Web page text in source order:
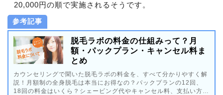
20,000円の順で実施されるそうです。
参考記事
脱毛ラボの料金の仕組みって？月
額・パックプラン・キャンセル料ま
とめ
カウンセリングで聞いた脱毛ラボの料金を、すべて分かりやすく解
説！月額制の全身脱毛は本当にお得なの？パックプランの12回、
18回の料金はいくら？シェービング代やキャンセル料、支払い方法